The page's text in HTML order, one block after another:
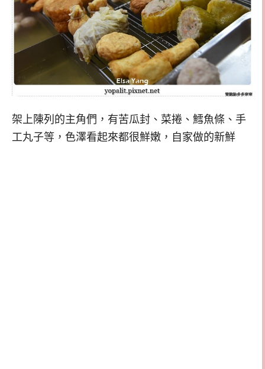
架上陳列的主角們，有苦瓜封、菜捲、鱈魚條、手
工丸子等，色澤看起來都很鮮嫩，自家做的新鮮